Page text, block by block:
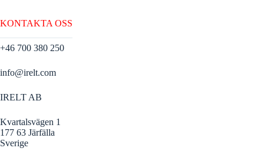
KONTAKTA OSS
+46 700 380 250
info@irelt.com
IRELT AB
Kvartalsvägen 1
177 63 Järfälla
Sverige